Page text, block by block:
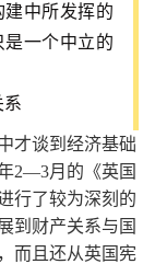
中所发挥的
一个中立的
才谈到经济基础
2—3月的《英国
行了较为深刻的
到财产关系与国
而且还从英国宪